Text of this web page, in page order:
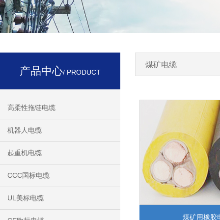
产品中心/ PRODUCT
高柔性拖链电缆
机器人电缆
起重机电缆
CCC国标电缆
UL美标电缆
煤矿电缆
煤矿用橡胶